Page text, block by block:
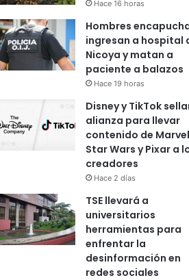
Hace 16 horas
Hombres
ingresan a hospital
Nicoya y matan a
paciente a balazos
Hace 19 horas
Disney y TikTok
alianza para llevar
contenido de
Star Wars y Pixar a
creadores
Hace 2 días
TSE llevará a
universitarios
herramientas para
enfrentar la
desinformación en
redes sociales